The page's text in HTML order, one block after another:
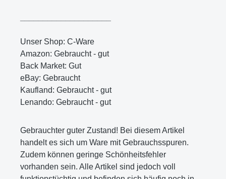
Unser Shop: C-Ware
Amazon: Gebraucht - gut
Back Market: Gut
eBay: Gebraucht
Kaufland: Gebraucht - gut
Lenando: Gebraucht - gut
Gebrauchter guter Zustand! Bei diesem Artikel
handelt es sich um Ware mit Gebrauchsspuren.
Zudem können geringe Schönheitsfehler
vorhanden sein. Alle Artikel sind jedoch voll